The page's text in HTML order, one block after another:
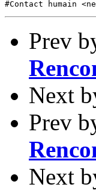
Prev
Next
Prev
Next